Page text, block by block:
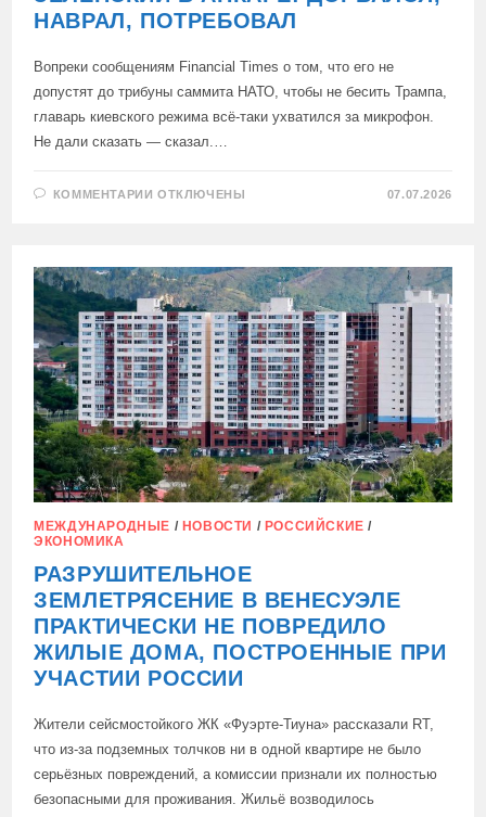
НАВРАЛ, ПОТРЕБОВАЛ
Вопреки сообщениям Financial Times о том, что его не
допустят до трибуны саммита НАТО, чтобы не бесить Трампа,
главарь киевского режима всё-таки ухватился за микрофон.
Не дали сказать — сказал.…
КОММЕНТАРИИ К
ДОРВАЛСЯ,
НАВРАЛ,
ПОТРЕБОВАЛ
ОТКЛЮЧЕНЫ 07.07.2026
МЕЖДУНАРОДНЫЕ / НОВОСТИ / РОССИЙСКИЕ /
ЭКОНОМИКА
РАЗРУШИТЕЛЬНОЕ
ЗЕМЛЕТРЯСЕНИЕ В ВЕНЕСУЭЛЕ
ПРАКТИЧЕСКИ НЕ ПОВРЕДИЛО
ЖИЛЫЕ ДОМА, ПОСТРОЕННЫЕ ПРИ
УЧАСТИИ РОССИИ
Жители сейсмостойкого ЖК «Фуэрте-Тиуна» рассказали RT,
что из-за подземных толчков ни в одной квартире не было
серьёзных повреждений, а комиссии признали их полностью
безопасными для проживания. Жильё возводилось